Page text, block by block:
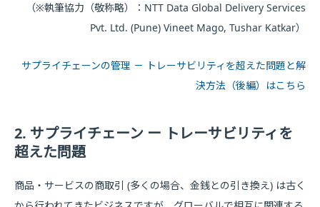
（※執筆協力（敬称略）：NTT Data Global Delivery Services
Pvt. Ltd. (Pune) Vineet Mago, Tushar Katkar）
サプライチェーンの管理 － トレーサビリティを超えた問題と解
決方法（後編）はこちら
2. サプライチェーン ー トレーサビリティを
超えた問題
商品・サービスの商取引 (多くの場合、金銭との引き換え) は古く